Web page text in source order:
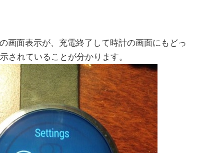
画面表示が、充電終了して時計の画面にもどっ
されていることが分かります。